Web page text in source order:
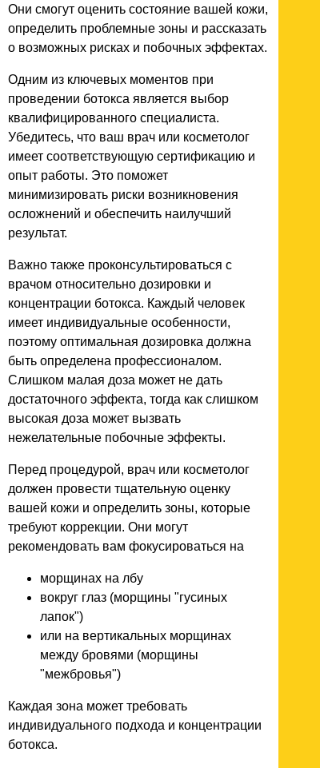
Они смогут оценить состояние вашей кожи,
определить проблемные зоны и рассказать
о возможных рисках и побочных эффектах.
Одним из ключевых моментов при
проведении ботокса является выбор
квалифицированного специалиста.
Убедитесь, что ваш врач или косметолог
имеет соответствующую сертификацию и
опыт работы. Это поможет
минимизировать риски возникновения
осложнений и обеспечить наилучший
результат.
Важно также проконсультироваться с
врачом относительно дозировки и
концентрации ботокса. Каждый человек
имеет индивидуальные особенности,
поэтому оптимальная дозировка должна
быть определена профессионалом.
Слишком малая доза может не дать
достаточного эффекта, тогда как слишком
высокая доза может вызвать
нежелательные побочные эффекты.
Перед процедурой, врач или косметолог
должен провести тщательную оценку
вашей кожи и определить зоны, которые
требуют коррекции. Они могут
рекомендовать вам фокусироваться на
морщинах на лбу
вокруг глаз (морщины "гусиных
лапок")
или на вертикальных морщинах
между бровями (морщины
"межбровья")
Каждая зона может требовать
индивидуального подхода и концентрации
ботокса.